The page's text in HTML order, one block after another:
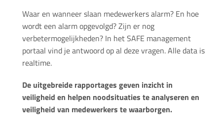
Waar en wanneer slaan medewerkers alarm? En hoe
wordt een alarm opgevolgd? Zijn er nog
verbetermogelijkheden? In het SAFE management
portaal vind je antwoord op al deze vragen. Alle data is
realtime.
De uitgebreide rapportages geven inzicht in
veiligheid en helpen noodsituaties te analyseren en
veiligheid van medewerkers te waarborgen.